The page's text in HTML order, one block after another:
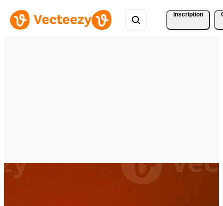
Inscription